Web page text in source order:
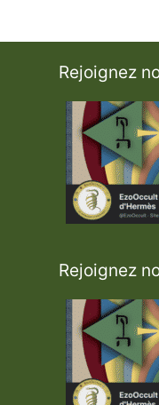
Rejoignez
Rejoignez